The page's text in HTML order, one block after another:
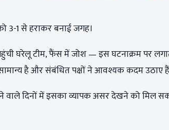
3-1 से हराकर बनाई जगह।
घरेलू टीम, फैंस में जोश — इस घटनाक्रम पर
है और संबंधित पक्षों ने आवश्यक कदम उठाए
वाले दिनों में इसका व्यापक असर देखने को मिल